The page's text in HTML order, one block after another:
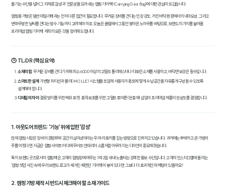
옮기는 수단을 넘어 그 자체로 '감성'과 '전문성'을 드러내는 캠핑 기어 백(Camping Gear Bag)에 대한 관심이 뜨겁습니다.
캠핑용 가방은 일반 데일리백과는 전혀 다른 접근이 필요합니다. 무거운 장비를 견디는 인장 강도, 거친 바닥 환경에서의 내마모성, 그리고
변화무쌍한 날씨를 견디는 방수 기능까지 고려해야 하죠. 오늘은 클림에서 그동안 쌓아온 노하우를 바탕으로, 브랜드의 가치를 높여줄
프리미엄 캠핑 기어 백 제작의 모든 것을 정리해 드립니다.
🕒 TL;DR (핵심 요약)
소재의 힘: 무거운 장비를 견디기 위해 최소 600D 이상의 고밀도 폴리에스터나 타포린 소재를 사용하고, 바닥면 보강은 필수입니다.
스마트한 설계 : 가변형 파티션과 몰리(MOLLE) 시스템을 도입해 사용자가 용도에 맞게 수납 공간을 자유롭게 구성할 수 있도록
설계해야 합니다.
디테일의 차이 : 결로 방지를 위한 메쉬 포켓, 충격 보호를 위한 고밀도 토이론(완충재) 삽입이 프리미엄 제품의 완성도를 결정합니다.
1. 아웃도어 트렌드: '기능' 위에 입힌 '감성'
현재 캠핑 시장은 '장비의 경량화'와 '공간의 심미성'이라는 두 마리 토끼를 잡는 방향으로 진화하고 있습니다. 과거에는 투박하고 큰 가방이
주를 이뤘다면, 지금은 캠핑 사이트 어디에 두어도 인테리어 소품처럼 어우러지는 디자인이 중요해졌습니다.
특히 브랜드 굿즈로서의 캠핑 백은 고객이 캠핑장에 머무는 1박 2일 내내 노출되는 강력한 홍보 수단입니다. 고객이 인스타그램에 올리는
'캠핑 셋업' 사진 속에 우리 브랜드 로고가 새겨진 세련된 기어 백이 놓여 있다면, 그보다 더 효과적인 마케팅이 있을까요?
2. 캠핑 가방 제작 시 반드시 체크해야 할 소재 가이드